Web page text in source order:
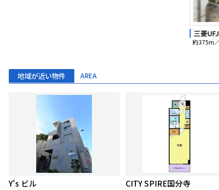
三菱
約375m
地域が近い物件 AREA
Y's ビル
CITY SPIRE国分寺